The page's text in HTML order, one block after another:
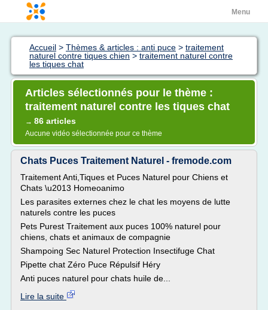
Menu
Accueil > Thèmes & articles : anti puce > traitement
naturel contre tiques chien > traitement naturel contre
les tiques chat
Articles sélectionnés pour le thème :
traitement naturel contre les tiques chat
→ 86 articles
Aucune vidéo sélectionnée pour ce thème
Chats Puces Traitement Naturel - fremode.com
Traitement Anti,Tiques et Puces Naturel pour Chiens et
Chats \u2013 Homeoanimo
Les parasites externes chez le chat les moyens de lutte
naturels contre les puces
Pets Purest Traitement aux puces 100% naturel pour
chiens, chats et animaux de compagnie
Shampoing Sec Naturel Protection Insectifuge Chat
Pipette chat Zéro Puce Répulsif Héry
Anti puces naturel pour chats huile de...
Lire la suite